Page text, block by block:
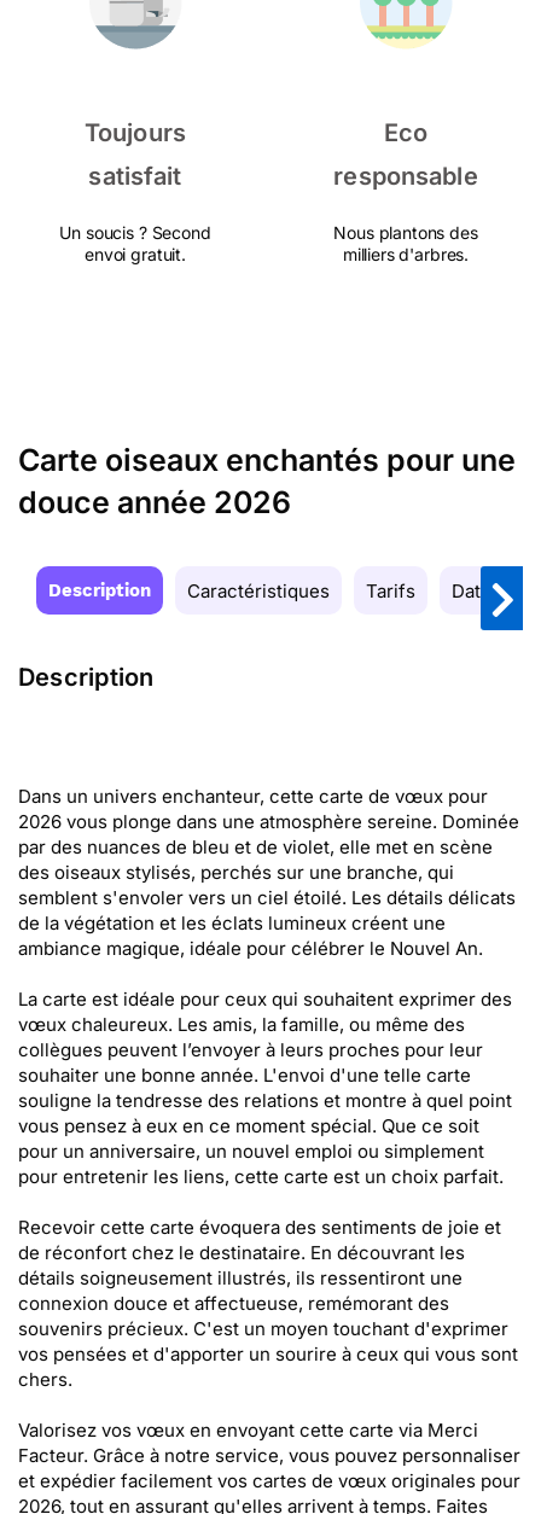
Toujours
satisfait
Un soucis ? Second
envoi gratuit.
Eco
responsable
Nous plantons des
milliers d'arbres.
Carte oiseaux enchantés pour une
douce année 2026
Description Caractéristiques Tarifs Date de
Description
Dans un univers enchanteur, cette carte de vœux pour
2026 vous plonge dans une atmosphère sereine. Dominée
par des nuances de bleu et de violet, elle met en scène
des oiseaux stylisés, perchés sur une branche, qui
semblent s'envoler vers un ciel étoilé. Les détails délicats
de la végétation et les éclats lumineux créent une
ambiance magique, idéale pour célébrer le Nouvel An.
La carte est idéale pour ceux qui souhaitent exprimer des
vœux chaleureux. Les amis, la famille, ou même des
collègues peuvent l’envoyer à leurs proches pour leur
souhaiter une bonne année. L'envoi d'une telle carte
souligne la tendresse des relations et montre à quel point
vous pensez à eux en ce moment spécial. Que ce soit
pour un anniversaire, un nouvel emploi ou simplement
pour entretenir les liens, cette carte est un choix parfait.
Recevoir cette carte évoquera des sentiments de joie et
de réconfort chez le destinataire. En découvrant les
détails soigneusement illustrés, ils ressentiront une
connexion douce et affectueuse, remémorant des
souvenirs précieux. C'est un moyen touchant d'exprimer
vos pensées et d'apporter un sourire à ceux qui vous sont
chers.
Valorisez vos vœux en envoyant cette carte via Merci
Facteur. Grâce à notre service, vous pouvez personnaliser
et expédier facilement vos cartes de vœux originales pour
2026, tout en assurant qu'elles arrivent à temps. Faites